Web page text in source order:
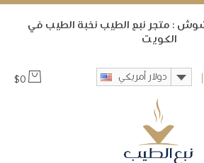
: متجر نبع الطيب ﻧﺨﺒﺔ ﺍﻟﻄﻴﺐ ﻓﻲ
ﺍﻟﻜﻮﻳﺖ
دولار أمريكي $0